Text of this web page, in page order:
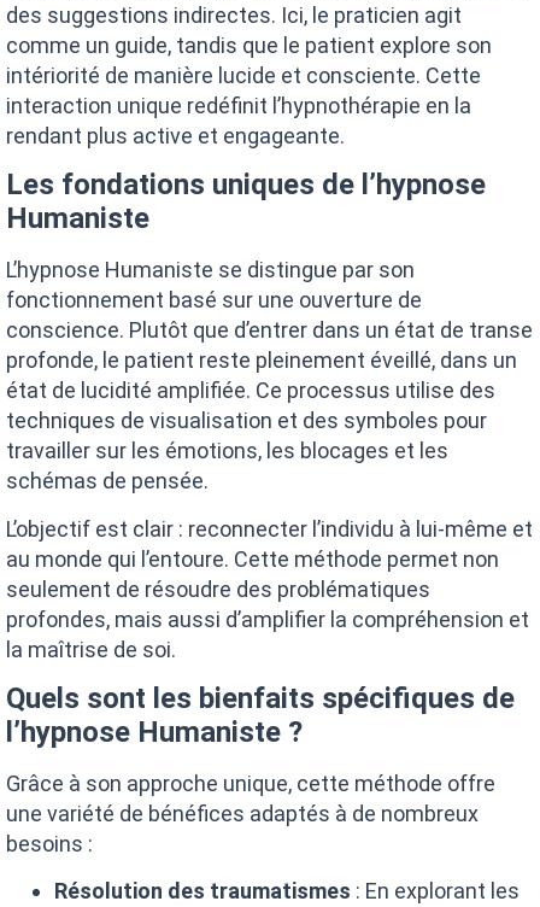
des suggestions indirectes. Ici, le praticien agit
comme un guide, tandis que le patient explore son
intériorité de manière lucide et consciente. Cette
interaction unique redéfinit l’hypnothérapie en la
rendant plus active et engageante.
Les fondations uniques de l’hypnose
Humaniste
L’hypnose Humaniste se distingue par son
fonctionnement basé sur une ouverture de
conscience. Plutôt que d’entrer dans un état de transe
profonde, le patient reste pleinement éveillé, dans un
état de lucidité amplifiée. Ce processus utilise des
techniques de visualisation et des symboles pour
travailler sur les émotions, les blocages et les
schémas de pensée.
L’objectif est clair : reconnecter l’individu à lui-même et
au monde qui l’entoure. Cette méthode permet non
seulement de résoudre des problématiques
profondes, mais aussi d’amplifier la compréhension et
la maîtrise de soi.
Quels sont les bienfaits spécifiques de
l’hypnose Humaniste ?
Grâce à son approche unique, cette méthode offre
une variété de bénéfices adaptés à de nombreux
besoins :
Résolution des traumatismes : En explorant les